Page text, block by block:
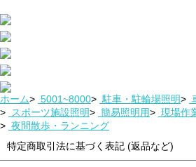
ホーム> 5001~8000> 駐車・駐輪場照明>
>
スポーツ施設照明> 簡易照明用> 現場作
> 夜間散歩・ランニング
特定商取引法に基づく表記 (返品など)